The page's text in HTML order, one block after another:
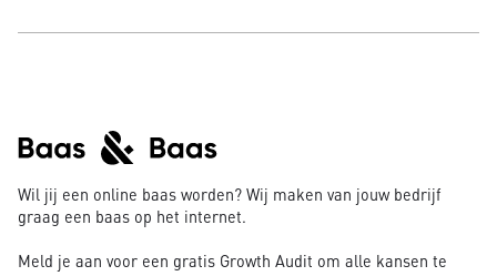
Wil jij een online baas worden? Wij maken van jouw bedrijf
graag een baas op het internet.
Meld je aan voor een gratis Growth Audit om alle kansen te